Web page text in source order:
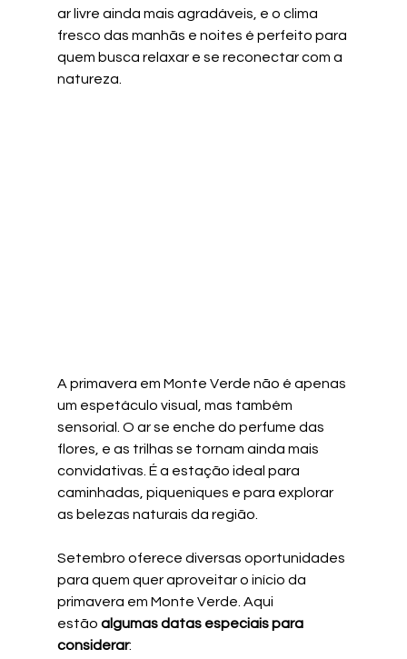
ar livre ainda mais agradáveis, e o clima
fresco das manhãs e noites é perfeito para
quem busca relaxar e se reconectar com a
natureza.
A primavera em Monte Verde não é apenas
um espetáculo visual, mas também
sensorial. O ar se enche do perfume das
flores, e as trilhas se tornam ainda mais
convidativas. É a estação ideal para
caminhadas, piqueniques e para explorar
as belezas naturais da região.
Setembro oferece diversas oportunidades
para quem quer aproveitar o início da
primavera em Monte Verde. Aqui
estão algumas datas especiais para
considerar: